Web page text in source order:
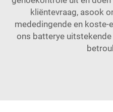
kliëntevraag, asook
mededingende en
ons batterye